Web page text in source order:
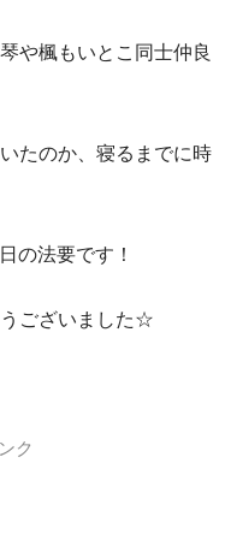
や楓もいとこ同士仲良
たのか、寝るまでに時
の法要です！
ございました☆
ク